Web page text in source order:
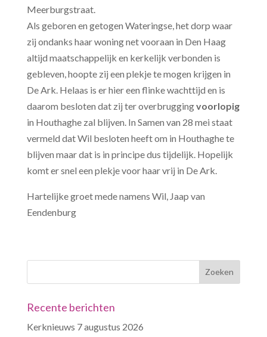
Meerburgstraat.
Als geboren en getogen Wateringse, het dorp waar
zij ondanks haar woning net vooraan in Den Haag
altijd maatschappelijk en kerkelijk verbonden is
gebleven, hoopte zij een plekje te mogen krijgen in
De Ark. Helaas is er hier een flinke wachttijd en is
daarom besloten dat zij ter overbruggingvoorlopig
in Houthaghe zal blijven. In Samen van 28 mei staat
vermeld dat Wil besloten heeft om in Houthaghe te
blijven maar dat is in principe dus tijdelijk. Hopelijk
komt er snel een plekje voor haar vrij in De Ark.
Hartelijke groet mede namens Wil, Jaap van
Eendenburg
Recente berichten
Kerknieuws 7 augustus 2026